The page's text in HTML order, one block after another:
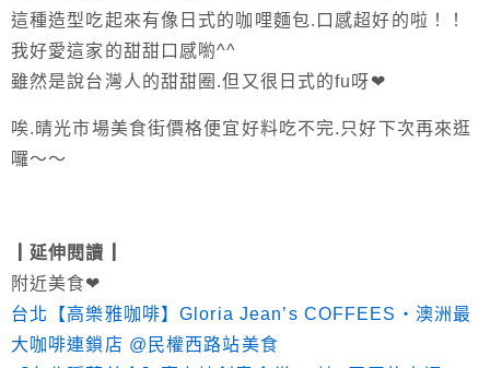
這種造型吃起來有像日式的咖哩麵包.口感超好的啦！！
我好愛這家的甜甜口感喲^^
雖然是說台灣人的甜甜圈.但又很日式的fu呀❤
唉.晴光市場美食街價格便宜好料吃不完.只好下次再來逛
囉～～
┃延伸閱讀┃
附近美食❤
台北【高樂雅咖啡】Gloria Jean’s COFFEES‧澳洲最
大咖啡連鎖店 @民權西路站美食